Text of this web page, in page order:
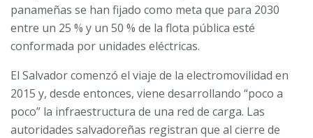
panameñas se han fijado como meta que para 2030
entre un 25 % y un 50 % de la flota pública esté
conformada por unidades eléctricas.
El Salvador comenzó el viaje de la electromovilidad en
2015 y, desde entonces, viene desarrollando “poco a
poco” la infraestructura de una red de carga. Las
autoridades salvadoreñas registran que al cierre de